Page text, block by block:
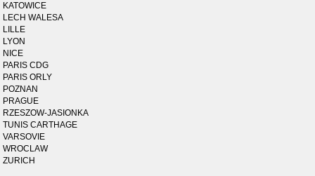
KATOWICE
LECH WALESA
LILLE
LYON
NICE
PARIS CDG
PARIS ORLY
POZNAN
PRAGUE
RZESZOW-JASIONKA
TUNIS CARTHAGE
VARSOVIE
WROCLAW
ZURICH